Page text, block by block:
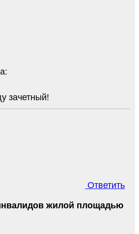
зачетный!
Ответить
жилой площадью